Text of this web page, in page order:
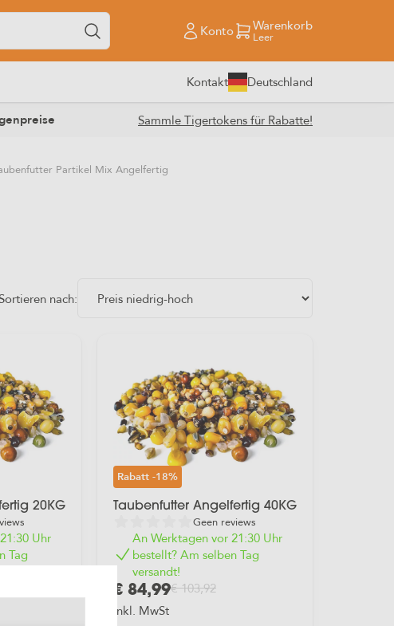
Konto Warenkorb
Leer
Kontakt Deutschland
Sammle Tigertokens für Rabatte!
Partikel Mix Angelfertig
Sortieren nach:
20KG
Uhr
Tag
Rabatt-18%
Taubenfutter Angelfertig 40KG
Geen reviews
An Werktagen vor 21:30 Uhr
bestellt? Am selben Tag
versandt!
€ 84,99€ 103,92
inkl. MwSt